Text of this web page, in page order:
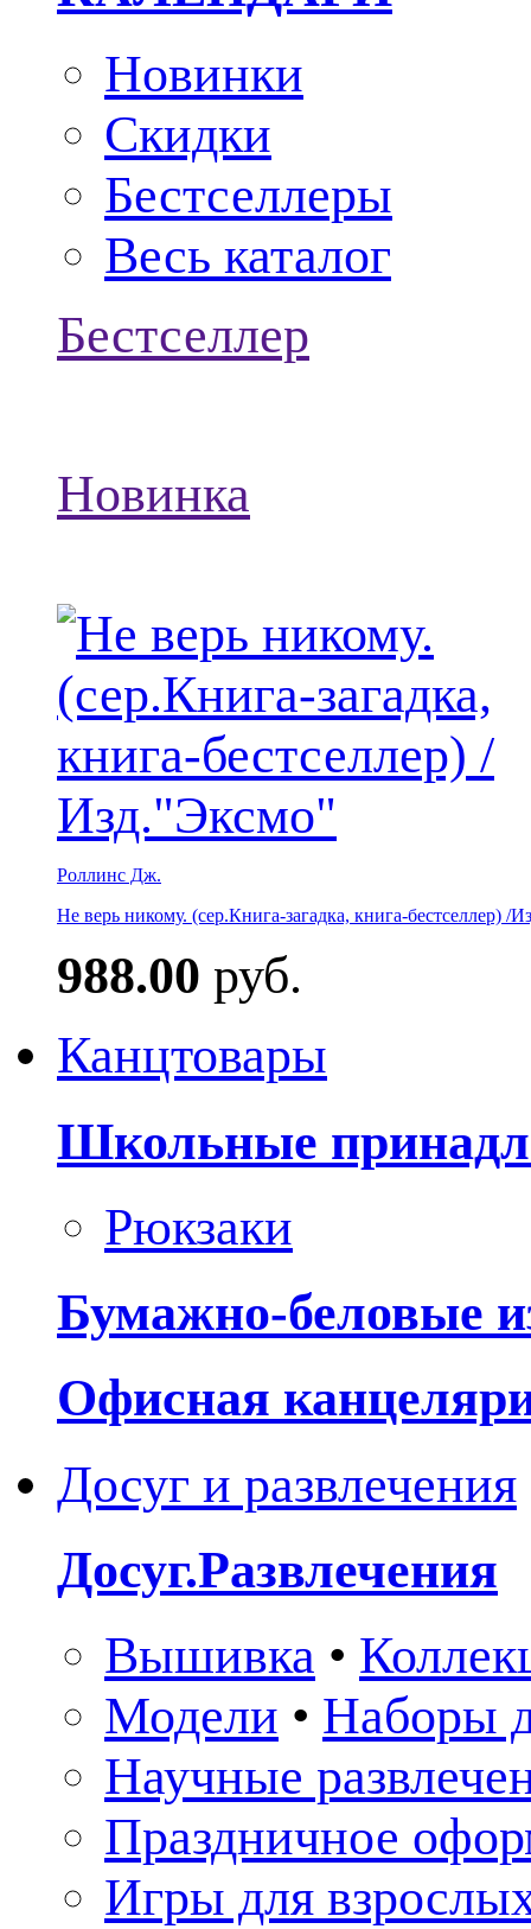
Новинки
Скидки
Бестселлеры
Весь каталог
Бестселлер
Новинка
Роллинс Дж.
Не верь никому. (сер.Книга-загадка, книга-бестселлер) /
988.00 руб.
Канцтовары
Школьные
Рюкзаки
Бумажно-беловые
Офисная
Досуг и развлечения
Досуг.Развлечения
Вышивка •
Модели • Наборы
Научные
Праздничное
Игры для